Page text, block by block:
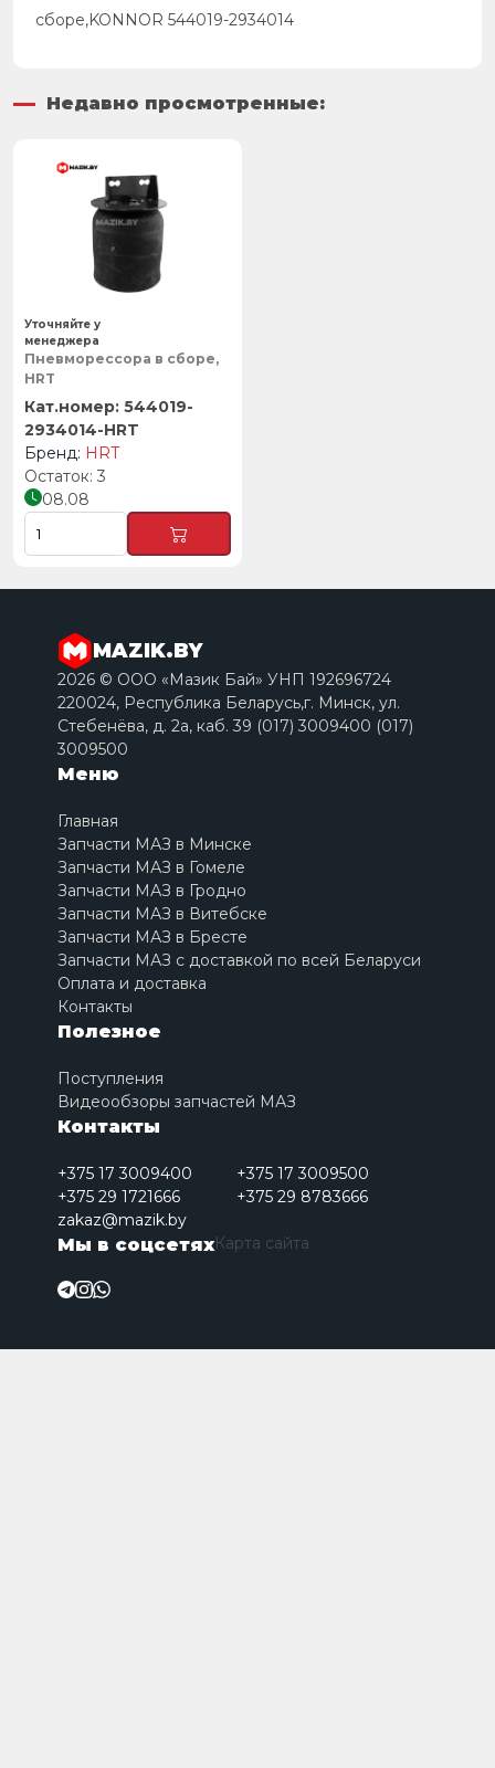
сборе,KONNOR 544019-2934014
Недавно просмотренные:
Пневморессора в сборе,
HRT
544019-
2934014-HRT
HRT
3
08.08
Уточняйте у
менеджера
MAZIK.BY
2026 © ООО «Мазик Бай» УНП 192696724
220024, Республика Беларусь,г. Минск, ул.
Стебенёва, д. 2a, каб. 39 (017) 3009400 (017)
3009500
Меню
Главная
Запчасти МАЗ в Минске
Запчасти МАЗ в Гомеле
Запчасти МАЗ в Гродно
Запчасти МАЗ в Витебске
Запчасти МАЗ в Бресте
Запчасти МАЗ с доставкой по всей Беларуси
Оплата и доставка
Контакты
Полезное
Поступления
Видеообзоры запчастей МАЗ
Контакты
+375 17 3009400
+375 17 3009500
+375 29 1721666
+375 29 8783666
zakaz@mazik.by
Мы в соцсетяхКарта сайта